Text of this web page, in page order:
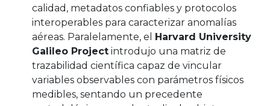
calidad, metadatos confiables y protocolos
interoperables para caracterizar anomalías
aéreas. Paralelamente, el Harvard University
Galileo Project introdujo una matriz de
trazabilidad científica capaz de vincular
variables observables con parámetros físicos
medibles, sentando un precedente